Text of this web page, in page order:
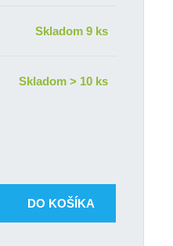
Skladom 9 ks
Skladom > 10 ks
DO KOŠÍKA